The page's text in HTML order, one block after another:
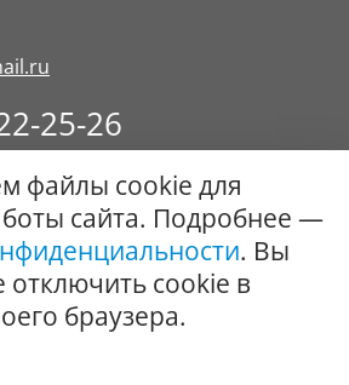
25-26
17-89
звонок
1996 - 2026. Все права
данных
файлы cookie для
сайта. Подробнее —
. Вы
отключить cookie в
браузера.